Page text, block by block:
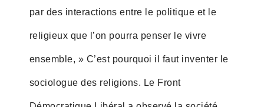
par des interactions entre le politique et le
religieux que l’on pourra penser le vivre
ensemble, » C’est pourquoi il faut inventer le
sociologue des religions. Le Front